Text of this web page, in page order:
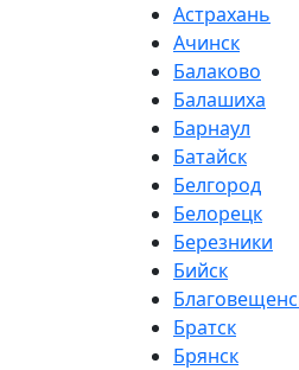
Астрахань
Ачинск
Балаково
Балашиха
Барнаул
Батайск
Белгород
Белорецк
Березники
Бийск
Братск
Брянск